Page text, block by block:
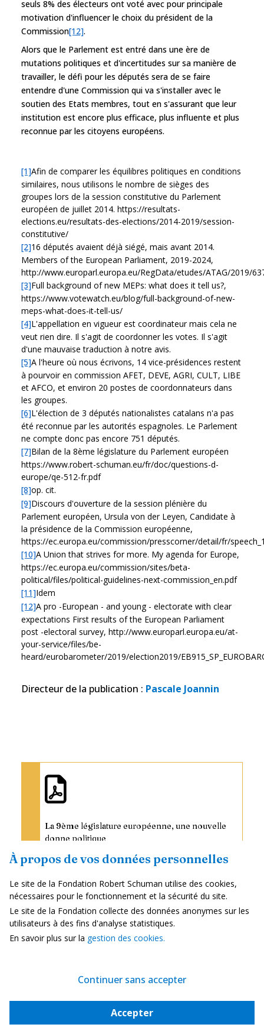
À propos de vos données personnelles
Le site de la Fondation Robert Schuman utilise des cookies,
nécessaires pour le fonctionnement et la sécurité du site.
Le site de la Fondation collecte des données anonymes sur les
utilisateurs à des fins d'analyse statistiques.
En savoir plus sur la gestion des cookies.
Continuer sans accepter
Accepter
seuls 8% des électeurs ont voté avec pour principale
motivation d'influencer le choix du président de la
Commission[12].
Alors que le Parlement est entré dans une ère de
mutations politiques et d'incertitudes sur sa manière de
travailler, le défi pour les députés sera de se faire
entendre d'une Commission qui va s'installer avec le
soutien des Etats membres, tout en s'assurant que leur
institution est encore plus efficace, plus influente et plus
reconnue par les citoyens européens.
[1]Afin de comparer les équilibres politiques en conditions
similaires, nous utilisons le nombre de sièges des
groupes lors de la session constitutive du Parlement
européen de juillet 2014. https://resultats-
elections.eu/resultats-des-elections/2014-2019/session-
constitutive/
[2]16 députés avaient déjà siégé, mais avant 2014.
Members of the European Parliament, 2019-2024,
http://www.europarl.europa.eu/RegData/etudes/ATAG/2019/
[3]Full background of new MEPs: what does it tell us?,
https://www.votewatch.eu/blog/full-background-of-new-
meps-what-does-it-tell-us/
[4]L'appellation en vigueur est coordinateur mais cela ne
veut rien dire. Il s'agit de coordonner les votes. Il s'agit
d'une mauvaise traduction à notre avis.
[5]A l'heure où nous écrivons, 14 vice-présidences restent
à pourvoir en commission AFET, DEVE, AGRI, CULT, LIBE
et AFCO, et environ 20 postes de coordonnateurs dans
les groupes.
[6]L'élection de 3 députés nationalistes catalans n'a pas
été reconnue par les autorités espagnoles. Le Parlement
ne compte donc pas encore 751 députés.
[7]Bilan de la 8ème législature du Parlement européen
https://www.robert-schuman.eu/fr/doc/questions-d-
europe/qe-512-fr.pdf
[8]op. cit.
[9]Discours d'ouverture de la session plénière du
Parlement européen, Ursula von der Leyen, Candidate à
la présidence de la Commission européenne,
https://ec.europa.eu/commission/presscorner/detail/fr/
[10]A Union that strives for more. My agenda for Europe,
https://ec.europa.eu/commission/sites/beta-
political/files/political-guidelines-next-commission_en.pdf
[11]Idem
[12]A pro -European - and young - electorate with clear
expectations First results of the European Parliament
post -electoral survey, http://www.europarl.europa.eu/at-
your-service/files/be-
heard/eurobarometer/2019/election2019/
Directeur de la publication : Pascale Joannin
La 9ème législature européenne, une nouvelle
donne politique
PDF | 672 ko En français
Je télécharge
Sur le même thème
La coopération transfrontalière au